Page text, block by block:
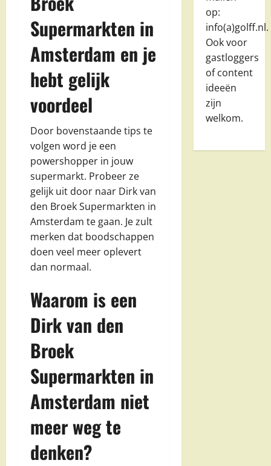
Supermarkten in
Amsterdam en je
hebt gelijk
voordeel
Door bovenstaande tips te
volgen word je een
powershopper in jouw
supermarkt. Probeer ze
gelijk uit door naar Dirk van
den Broek Supermarkten in
Amsterdam te gaan. Je zult
merken dat boodschappen
doen veel meer oplevert
dan normaal.
Waarom is een
Dirk van den
Broek
Supermarkten in
Amsterdam niet
meer weg te
denken?
op:
info(a)golff.nl.
Ook voor
gastloggers
of content
ideeën
zijn
welkom.